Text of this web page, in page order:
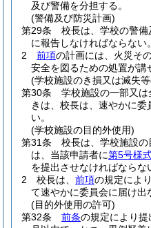
及び警備を分担する。
(警備及び防災計画)
第29条
校長は、学校の警
に報告しなければならない。
2
前項の計画には、火災そ
安全を図るための処置が講
(学校施設のき損又は滅失
第30条
学校施設の一部又
きは、校長は、速やかに
い。
(学校施設の目的外使用)
第31条
校長は、学校施設
は、当該申請者に第5号様
を提出させなければならな
2
校長は、 前項の規定によ
て速やかに委員会に届け出
(目的外使用の許可)
第32条
前条の規定により提